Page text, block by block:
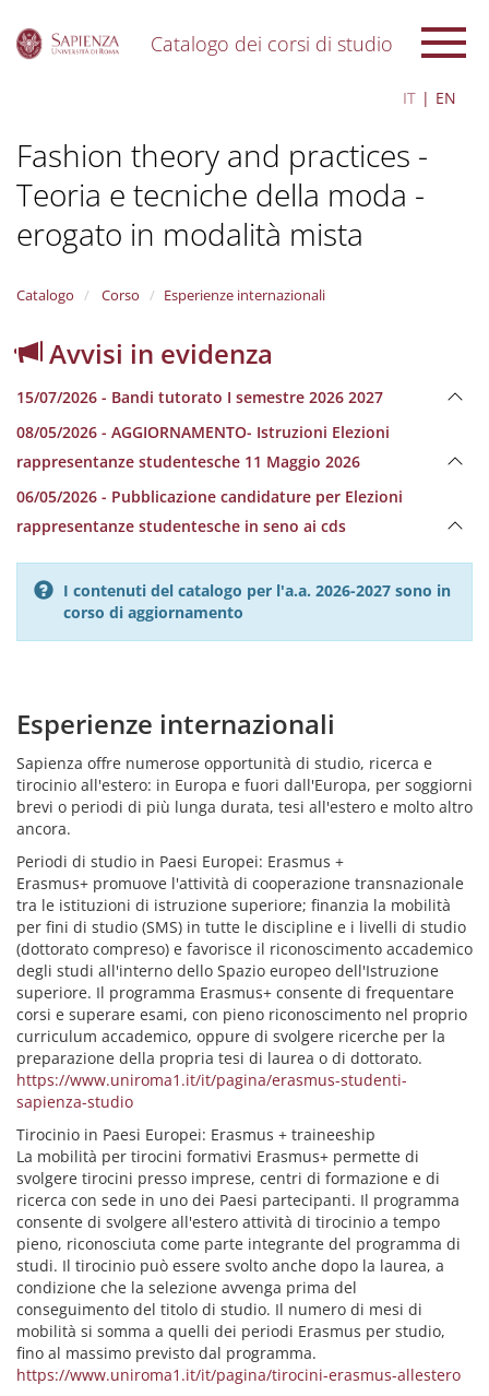
Catalogo dei corsi di studio
IT EN
Fashion theory and practices -
Teoria e tecniche della moda -
erogato in modalità mista
Catalogo Corso Esperienze internazionali
Avvisi in evidenza
15/07/2026 - Bandi tutorato I semestre 2026 2027
08/05/2026 - AGGIORNAMENTO- Istruzioni Elezioni
rappresentanze studentesche 11 Maggio 2026
06/05/2026 - Pubblicazione candidature per Elezioni
rappresentanze studentesche in seno ai cds
I contenuti del catalogo per l'a.a. 2026-2027 sono in
corso di aggiornamento
Esperienze internazionali
Sapienza offre numerose opportunità di studio, ricerca e
tirocinio all'estero: in Europa e fuori dall'Europa, per soggiorni
brevi o periodi di più lunga durata, tesi all'estero e molto altro
ancora.
Periodi di studio in Paesi Europei: Erasmus +
Erasmus+ promuove l'attività di cooperazione transnazionale
tra le istituzioni di istruzione superiore; finanzia la mobilità
per fini di studio (SMS) in tutte le discipline e i livelli di studio
(dottorato compreso) e favorisce il riconoscimento accademico
degli studi all'interno dello Spazio europeo dell'Istruzione
superiore. Il programma Erasmus+ consente di frequentare
corsi e superare esami, con pieno riconoscimento nel proprio
curriculum accademico, oppure di svolgere ricerche per la
preparazione della propria tesi di laurea o di dottorato.
https://www.uniroma1.it/it/pagina/erasmus-studenti-
sapienza-studio
Tirocinio in Paesi Europei: Erasmus + traineeship
La mobilità per tirocini formativi Erasmus+ permette di
svolgere tirocini presso imprese, centri di formazione e di
ricerca con sede in uno dei Paesi partecipanti. Il programma
consente di svolgere all'estero attività di tirocinio a tempo
pieno, riconosciuta come parte integrante del programma di
studi. Il tirocinio può essere svolto anche dopo la laurea, a
condizione che la selezione avvenga prima del
conseguimento del titolo di studio. Il numero di mesi di
mobilità si somma a quelli dei periodi Erasmus per studio,
fino al massimo previsto dal programma.
https://www.uniroma1.it/it/pagina/tirocini-erasmus-allestero